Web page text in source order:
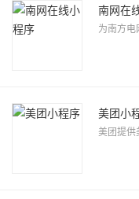
南网在
为南方
美团小
美团提供